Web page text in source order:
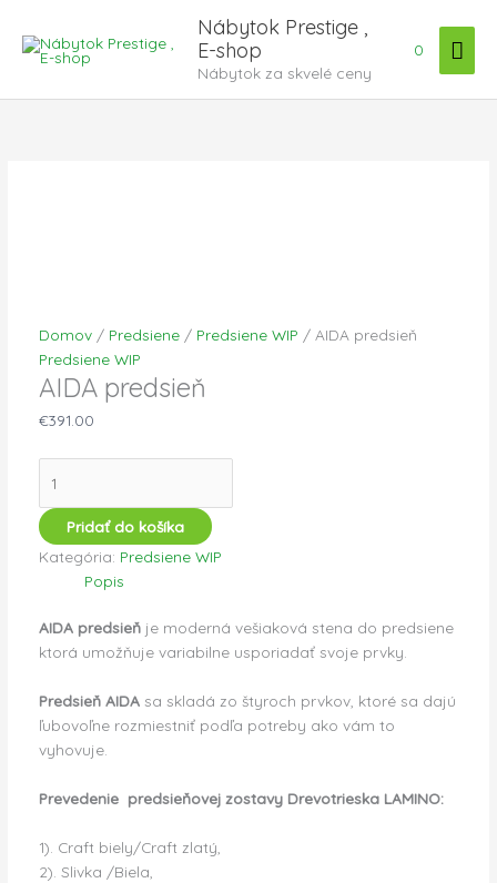
obsah
Nábytok Prestige ,
E-shop
Nábytok za skvelé ceny
0
Domov/ Predsiene/ Predsiene WIP / AIDA predsieň
Predsiene WIP
AIDA predsieň
€391.00
Pridať do košíka
Kategória: Predsiene WIP
Popis
AIDA predsieň je moderná vešiaková stena do predsiene
ktorá umožňuje variabilne usporiadať svoje prvky.
Predsieň AIDAsa skladá zo štyroch prvkov, ktoré sa dajú
ľubovoľne rozmiestniť podľa potreby ako vám to
vyhovuje.
Prevedenie predsieňovej zostavy Drevotrieska LAMINO:
1). Craft biely/Craft zlatý,
2). Slivka /Biela,